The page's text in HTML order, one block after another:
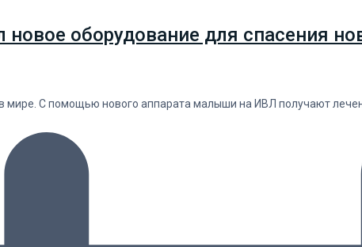
новое оборудование для спасения
мире. С помощью нового аппарата малыши на ИВЛ получают